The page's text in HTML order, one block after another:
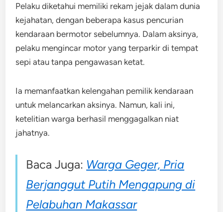
Pelaku diketahui memiliki rekam jejak dalam dunia
kejahatan, dengan beberapa kasus pencurian
kendaraan bermotor sebelumnya. Dalam aksinya,
pelaku mengincar motor yang terparkir di tempat
sepi atau tanpa pengawasan ketat.
Ia memanfaatkan kelengahan pemilik kendaraan
untuk melancarkan aksinya. Namun, kali ini,
ketelitian warga berhasil menggagalkan niat
jahatnya.
Baca Juga: Warga Geger, Pria
Berjanggut Putih Mengapung di
Pelabuhan Makassar